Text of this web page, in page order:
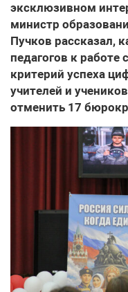
эксклюзивном
министр
Пучков рассказал,
педагогов к
критерий успеха
учителей и
отменить 17